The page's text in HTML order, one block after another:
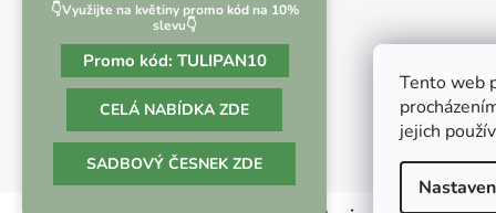
Tento web
jejich
👇Využijte na květiny promo kód na 10%
slevu👇
Promo kód: TULIPAN10
CELÁ NABÍDKA ZDE
SADBOVÝ ČESNEK ZDE